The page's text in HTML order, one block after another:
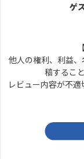
ゲ
他人の権利、利益
稿するこ
レビュー内容が不